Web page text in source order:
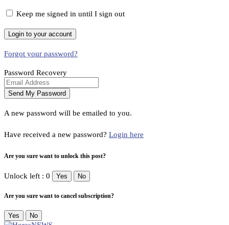
Keep me signed in until I sign out
Forgot your password?
Password Recovery
A new password will be emailed to you.
Have received a new password? Login here
Are you sure want to unlock this post?
Unlock left : 0 Yes No
Are you sure want to cancel subscription?
Yes No